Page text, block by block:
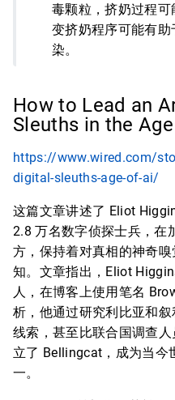
毒颗粒，挤奶过程
变挤奶程序可能有
染。
How to Lead an
Sleuths in the
https://www.wired.com/
digital-sleuths-age-of-ai/
这篇文章讲述了 Eliot
2.8 万名数字侦探士兵，在
方，保持着对真相的神奇
知。文章指出，Eliot
人，在博客上使用笔名
析，他通过研究利比亚和
线索，甚至比联合国调查
立了 Bellingcat，成为当今
一。